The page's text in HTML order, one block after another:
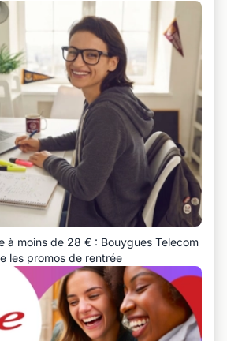
à moins de 28 € : Bouygues Telecom
les promos de rentrée